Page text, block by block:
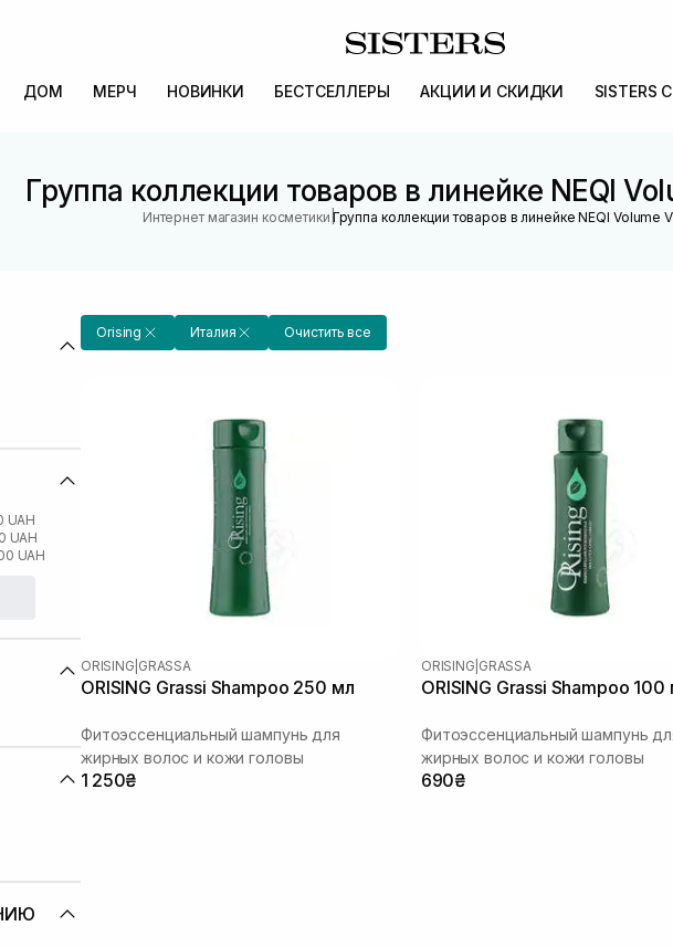
ДОМ МЕРЧ НОВИНКИ БЕСТСЕЛЛЕРЫ АКЦИИ И СКИДКИ SISTERS
Группа коллекции товаров в линейке NEQI
Интернет магазин косметики |Группа коллекции товаров в линейке NEQI Volume
UAH
UAH
UAH
Orising Италия Очистить все
ORISING GRASSA
ORISING Grassi Shampoo 250 мл
Фитоэссенциальный шампунь для
жирных волос и кожи головы
1 250₴
ORISING GRASSA
ORISING Grassi Shampoo 100
Фитоэссенциальный шампунь
жирных волос и кожи головы
690₴